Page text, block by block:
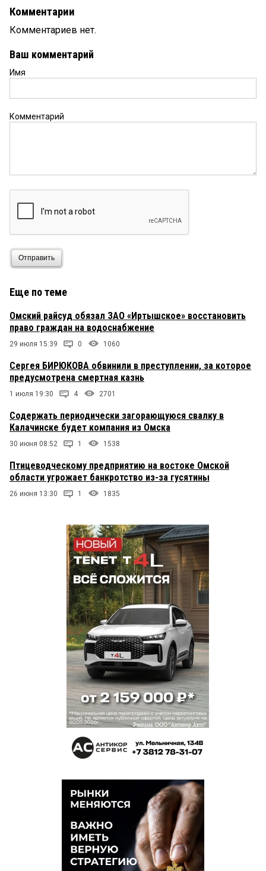
Комментарии
Комментариев нет.
Ваш комментарий
Имя
Комментарий
Отправить
Еще по теме
Омский райсуд обязал ЗАО «Иртышское» восстановить
право граждан на водоснабжение
29 июля 15:39 0 1060
Сергея БИРЮКОВА обвинили в преступлении, за которое
предусмотрена смертная казнь
1 июля 19:30 4 2701
Содержать периодически загорающуюся свалку в
Калачинске будет компания из Омска
30 июня 08:52 1 1538
Птицеводческому предприятию на востоке Омской
области угрожает банкротство из-за гусятины
26 июня 13:30 1 1835